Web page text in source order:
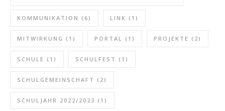
KOMMUNIKATION (6) LINK (1)
MITWIRKUNG (1) PORTAL (1) PROJEKTE (2)
SCHULE (1) SCHULFEST (1)
SCHULGEMEINSCHAFT (2)
SCHULJAHR 2022/2023 (1)